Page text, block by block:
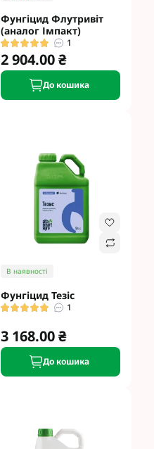
Фунгіцид Флутривіт
(аналог Імпакт)
1
2 904.00 ₴
До кошика
В наявності
Фунгіцид Тезіс
1
3 168.00 ₴
До кошика